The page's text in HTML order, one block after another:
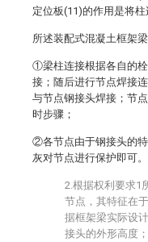
定位板(11)的作用是将
所述装配式混凝土框架
①梁柱连接根据各自的
接；随后进行节点焊接
与节点钢接头焊接；节
时步骤；
②各节点由于钢接头的
灰对节点进行保护即可。
2.根据权利要求1
节点，其特征在
据框架梁实际设
接头的外形高度